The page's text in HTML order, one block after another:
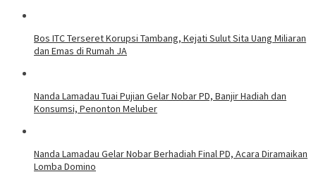
Bos ITC Terseret Korupsi Tambang, Kejati Sulut Sita Uang Miliaran
dan Emas di Rumah JA
Nanda Lamadau Tuai Pujian Gelar Nobar PD, Banjir Hadiah dan
Konsumsi, Penonton Meluber
Nanda Lamadau Gelar Nobar Berhadiah Final PD, Acara Diramaikan
Lomba Domino